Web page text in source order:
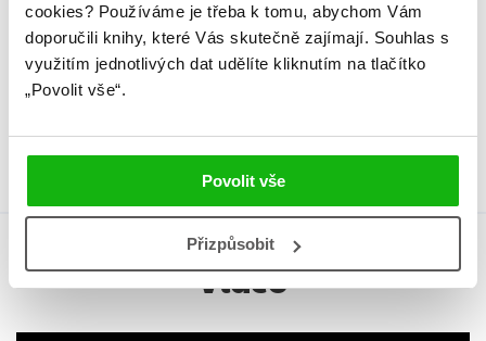
cookies? Používáme je třeba k tomu, abychom Vám
doporučili knihy, které Vás skutečně zajímají. Souhlas s
využitím jednotlivých dat udělíte kliknutím na tlačítko
„Povolit vše“.
Povolit vše
Přizpůsobit
Věk od 12
Typ Kniha
Vazba
Video